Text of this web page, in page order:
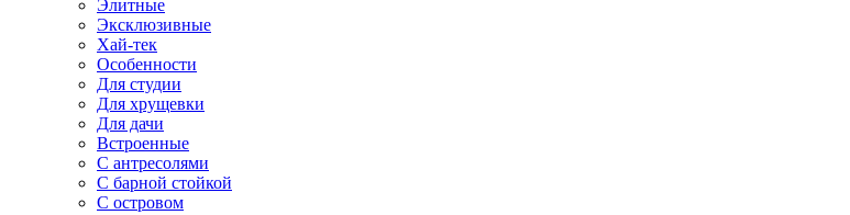
Элитные
Эксклюзивные
Хай-тек
Особенности
Для студии
Для хрущевки
Для дачи
Встроенные
С антресолями
С барной стойкой
С островом